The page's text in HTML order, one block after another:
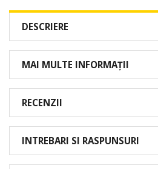
DESCRIERE
MAI MULTE INFORMAȚII
RECENZII
INTREBARI SI RASPUNSURI